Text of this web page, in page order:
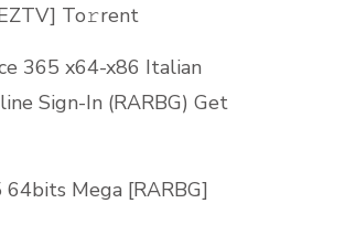
To𝚛rent
365 x64-x86 Italian
Sign-In (RARBG) Get
Mega [RARBG]